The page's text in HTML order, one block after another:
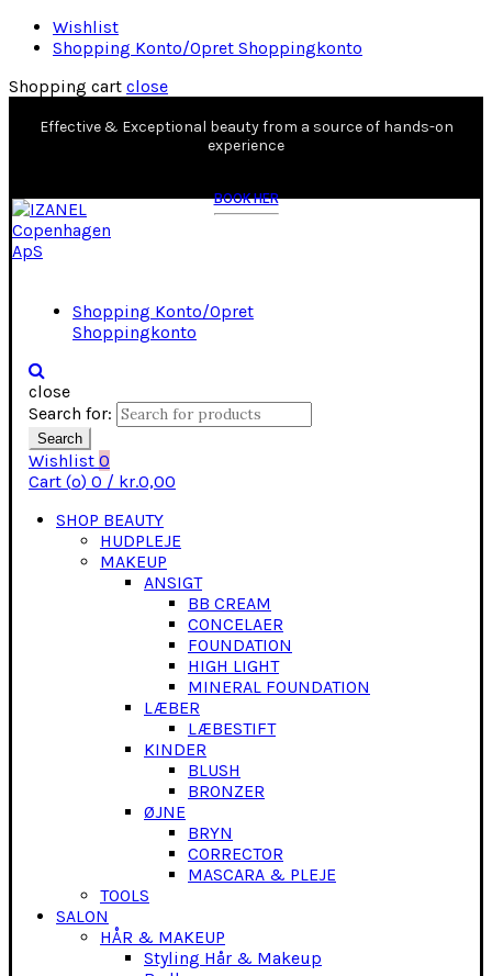
Wishlist
Shopping Konto/Opret Shoppingkonto
Shopping cart close
Effective & Exceptional beauty from a source of hands-on
experience
BOOK HER
Shopping Konto/Opret
Shoppingkonto
close
Search for:
Search
Wishlist 0
Cart (o) 0 / kr.0,00
SHOP BEAUTY
HUDPLEJE
MAKEUP
ANSIGT
BB CREAM
CONCELAER
FOUNDATION
HIGH LIGHT
MINERAL FOUNDATION
LÆBER
LÆBESTIFT
KINDER
BLUSH
BRONZER
ØJNE
BRYN
CORRECTOR
MASCARA & PLEJE
TOOLS
SALON
HÅR & MAKEUP
Styling Hår & Makeup